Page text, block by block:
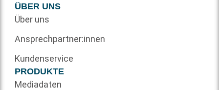
ÜBER UNS
Über uns
Ansprechpartner:innen
Kundenservice
PRODUKTE
Mediadaten